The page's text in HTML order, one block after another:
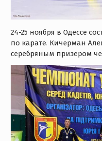
24-25 ноября в Одессе
по карате. Кичерман
серебряным призером